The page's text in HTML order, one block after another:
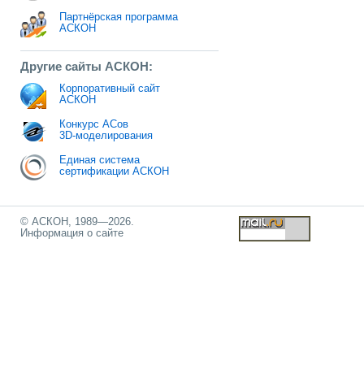
Партнёрская программа
АСКОН
Другие сайты АСКОН:
Корпоративный сайт
АСКОН
Конкурс АСов
3D-моделирования
Единая система
сертификации АСКОН
© АСКОН, 1989—2026.
Информация о сайте